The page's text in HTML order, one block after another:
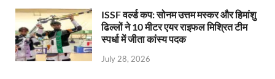
ISSF वर्ल्ड कप: सोनम उत्तम मस्कर और हिमांशु
ढिल्लों ने 10 मीटर एयर राइफल मिश्रित टीम
स्पर्धा में जीता कांस्य पदक
July 28, 2026